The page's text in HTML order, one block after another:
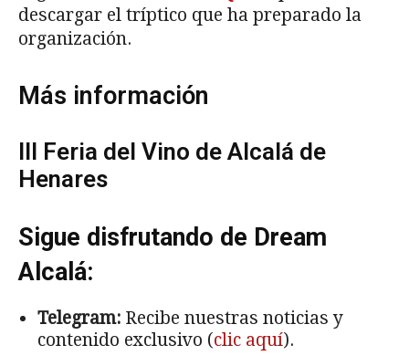
descargar el tríptico que ha preparado la
organización.
Más información
III Feria del Vino de Alcalá de
Henares
Sigue disfrutando de Dream
Alcalá:
Telegram: Recibe nuestras noticias y
contenido exclusivo (clic aquí).